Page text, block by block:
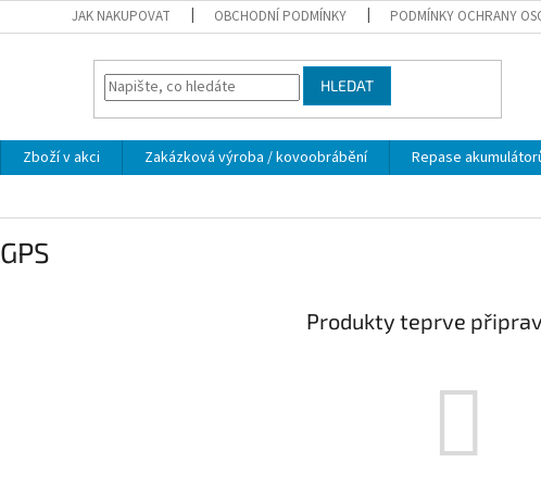
JAK NAKUPOVAT OBCHODNÍ PODMÍNKY PODMÍNKY OCHRANY
HLEDAT
Zboží v akci Zakázková výroba / kovoobrábění Repase
GPS
Produkty teprve